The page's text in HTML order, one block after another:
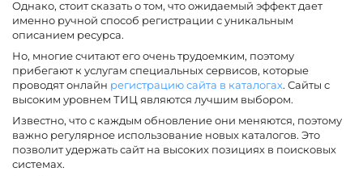
Однако, стоит сказать о том, что ожидаемый эффект дает
именно ручной способ регистрации с уникальным
описанием ресурса.
Но, многие считают его очень трудоемким, поэтому
прибегают к услугам специальных сервисов, которые
проводят онлайн регистрацию сайта в каталогах. Сайты с
высоким уровнем ТИЦ являются лучшим выбором.
Известно, что с каждым обновление они меняются, поэтому
важно регулярное использование новых каталогов. Это
позволит удержать сайт на высоких позициях в поисковых
системах.